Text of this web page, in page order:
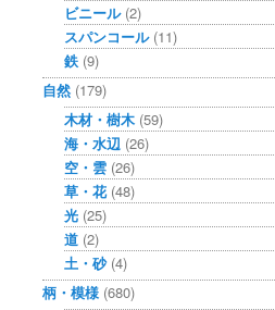
ビニール(2)
スパンコール(11)
鉄 (9)
自然 (179)
木材・樹木 (59)
海・水辺 (26)
空・雲 (26)
草・花(48)
光 (25)
道 (2)
土・砂(4)
柄・模様 (680)